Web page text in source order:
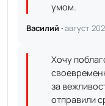
умом.
Василий ·август
Хочу
за
отправили